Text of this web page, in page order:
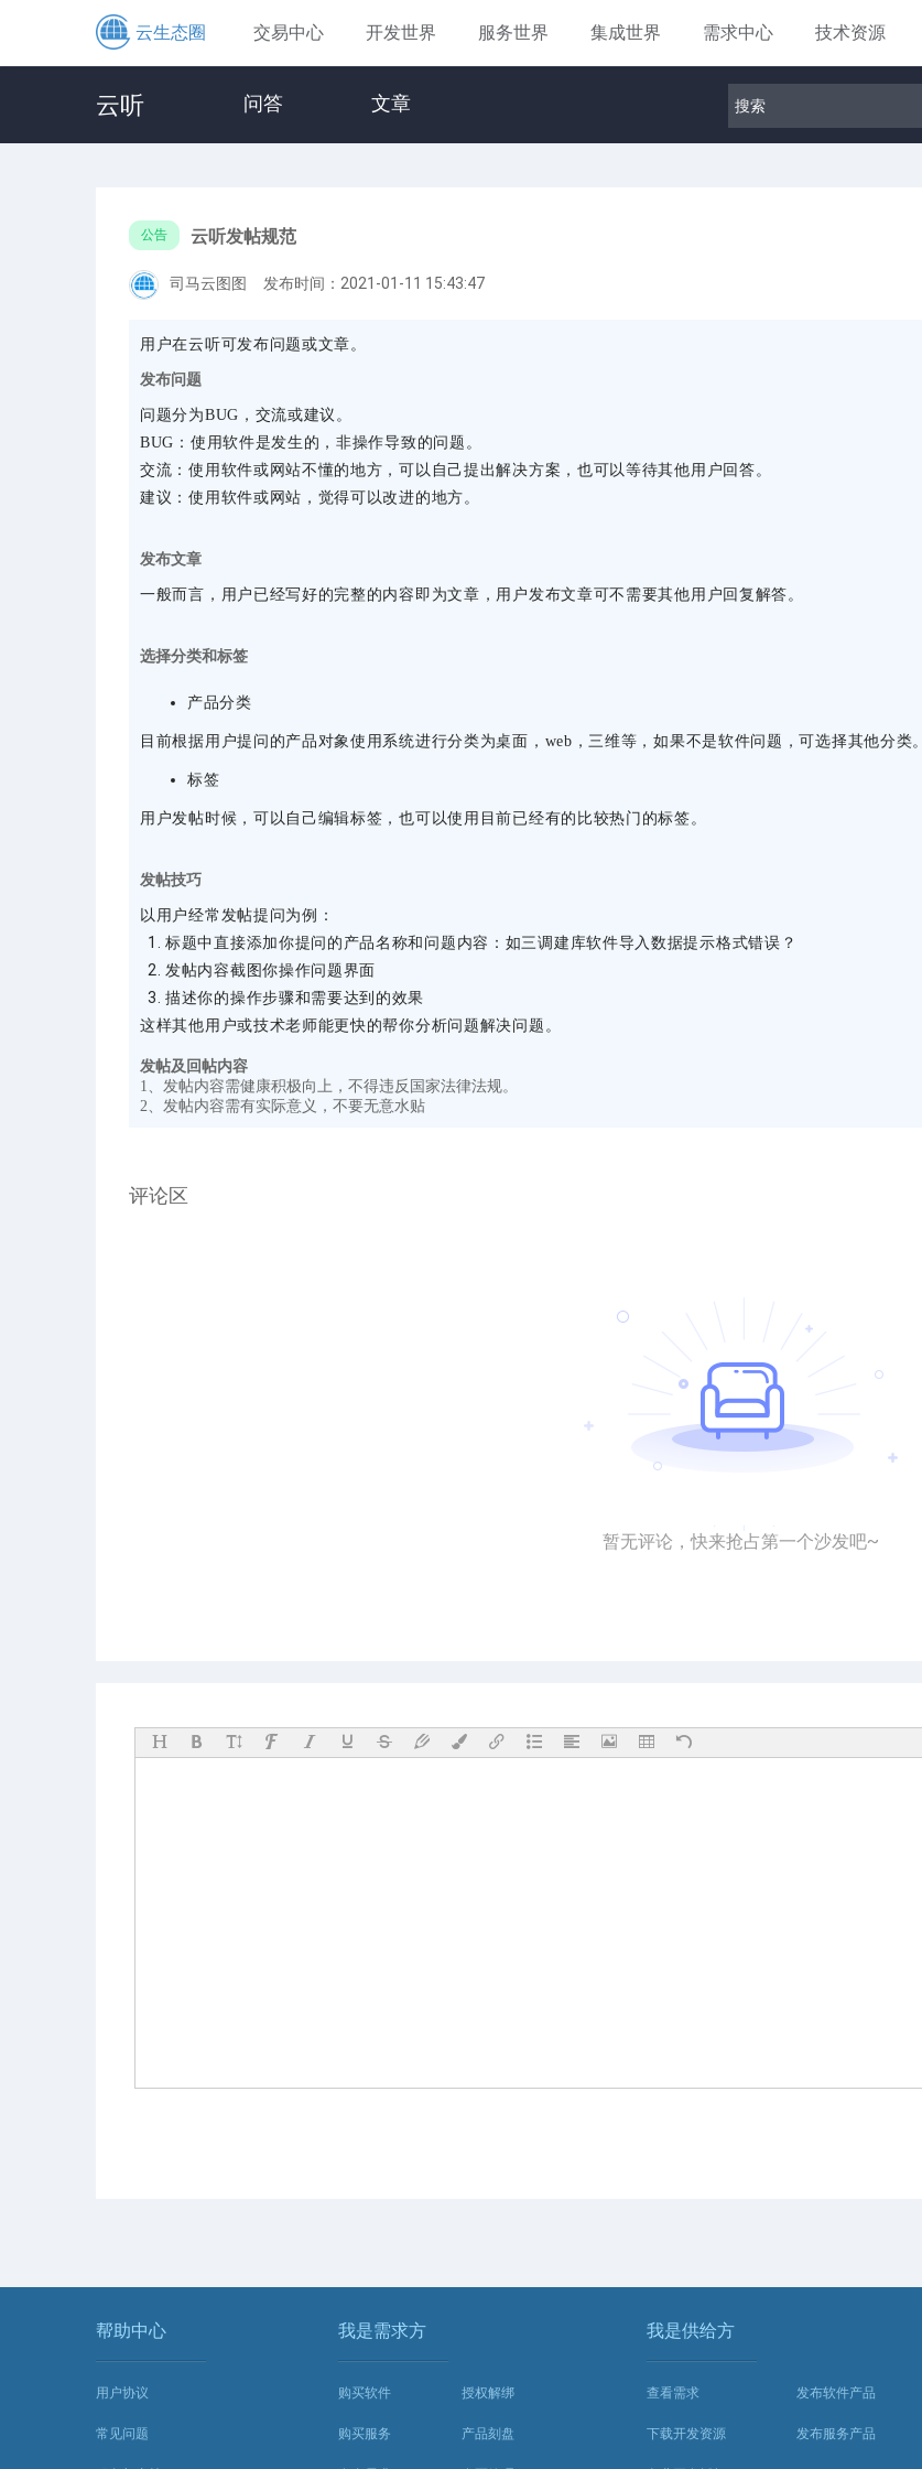
云生态圈 交易中心 开发世界 服务世界 集成世界 需求中心 技术资源
云听 问答 文章
公告 云听发帖规范
司马云图图 发布时间：2021-01-11 15:43:47
用户在云听可发布问题或文章。
发布问题
问题分为BUG，交流或建议。
BUG：使用软件是发生的，非操作导致的问题。
交流：使用软件或网站不懂的地方，可以自己提出解决方案，也可以等待其他用户回答。
建议：使用软件或网站，觉得可以改进的地方。
发布文章
一般而言，用户已经写好的完整的内容即为文章，用户发布文章可不需要其他用户回复解答。
选择分类和标签
产品分类
目前根据用户提问的产品对象使用系统进行分类为桌面，web，三维等，如果不是软件问题，可选择其他分类。
标签
用户发帖时候，可以自己编辑标签，也可以使用目前已经有的比较热门的标签。
发帖技巧
以用户经常发帖提问为例：
标题中直接添加你提问的产品名称和问题内容：如三调建库软件导入数据提示格式错误？
发帖内容截图你操作问题界面
描述你的操作步骤和需要达到的效果
这样其他用户或技术老师能更快的帮你分析问题解决问题。
发帖及回帖内容
1、发帖内容需健康积极向上，不得违反国家法律法规。
2、发帖内容需有实际意义，不要无意水贴
评论区
暂无评论，快来抢占第一个沙发吧~
帮助中心
用户协议
常见问题
我是需求方
购买软件
购买服务
授权解绑
产品刻盘
我是供给方
查看需求
下载开发资源
发布软件产品
发布服务产品